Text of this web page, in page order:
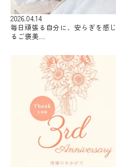
2026.04.14
毎日頑張る自分に、安らぎを感じ
るご褒美…